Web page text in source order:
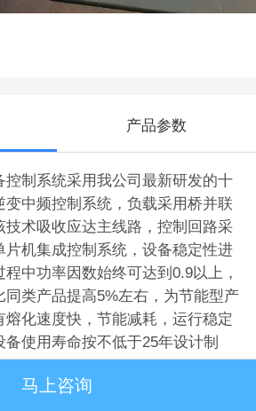
产品参数
控制系统采用我公司最新研发的十
变中频控制系统，负载采用桥并联
技术吸收应达主线路，控制回路采
片机集成控制系统，设备稳定性进
中功率因数始终可达到0.9以上，
同类产品提高5%左右，为节能型产
化速度快，节能减耗，运行稳定
使用寿命按不低于25年设计制
工程，其中整流变压器作为备选用
马上咨询